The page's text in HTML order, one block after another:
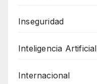
Inseguridad
Inteligencia Artificial
Internacional